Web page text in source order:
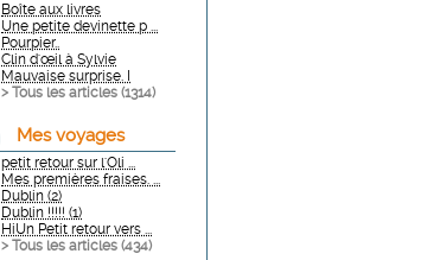
Boîte aux livres
Une petite devinette p ...
Pourpier..
Clin d'œil à Sylvie
Mauvaise surprise. I
> Tous les articles (1314)
Mes voyages
petit retour sur l'Oli ...
Mes premières fraises. ...
Dublin (2)
Dublin !!!!! (1)
HiUn Petit retour vers ...
> Tous les articles (434)